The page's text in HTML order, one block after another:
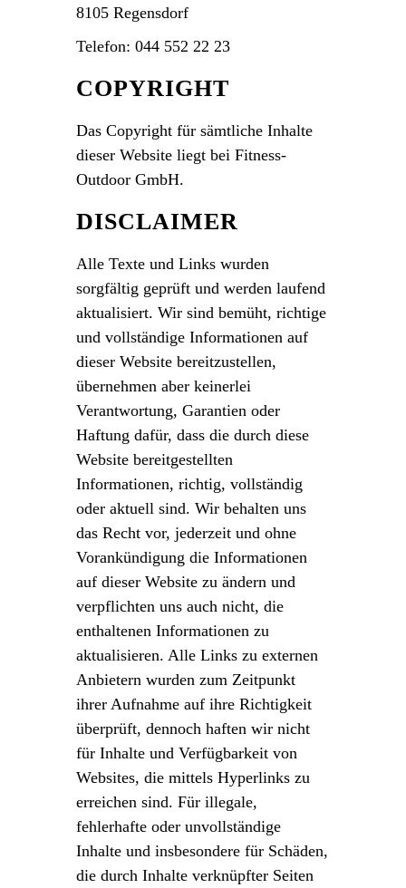
8105 Regensdorf
Telefon: 044 552 22 23
COPYRIGHT
Das Copyright für sämtliche Inhalte
dieser Website liegt bei Fitness-
Outdoor GmbH.
DISCLAIMER
Alle Texte und Links wurden
sorgfältig geprüft und werden laufend
aktualisiert. Wir sind bemüht, richtige
und vollständige Informationen auf
dieser Website bereitzustellen,
übernehmen aber keinerlei
Verantwortung, Garantien oder
Haftung dafür, dass die durch diese
Website bereitgestellten
Informationen, richtig, vollständig
oder aktuell sind. Wir behalten uns
das Recht vor, jederzeit und ohne
Vorankündigung die Informationen
auf dieser Website zu ändern und
verpflichten uns auch nicht, die
enthaltenen Informationen zu
aktualisieren. Alle Links zu externen
Anbietern wurden zum Zeitpunkt
ihrer Aufnahme auf ihre Richtigkeit
überprüft, dennoch haften wir nicht
für Inhalte und Verfügbarkeit von
Websites, die mittels Hyperlinks zu
erreichen sind. Für illegale,
fehlerhafte oder unvollständige
Inhalte und insbesondere für Schäden,
die durch Inhalte verknüpfter Seiten